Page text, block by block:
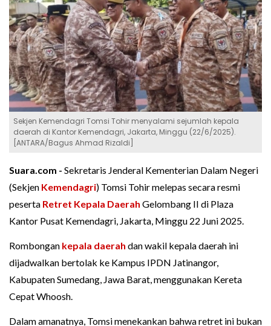
Sekjen Kemendagri Tomsi Tohir menyalami sejumlah kepala
daerah di Kantor Kemendagri, Jakarta, Minggu (22/6/2025).
[ANTARA/Bagus Ahmad Rizaldi]
Suara.com - Sekretaris Jenderal Kementerian Dalam Negeri
(Sekjen Kemendagri) Tomsi Tohir melepas secara resmi
peserta Retret Kepala Daerah Gelombang II di Plaza
Kantor Pusat Kemendagri, Jakarta, Minggu 22 Juni 2025.
Rombongan kepala daerah dan wakil kepala daerah ini
dijadwalkan bertolak ke Kampus IPDN Jatinangor,
Kabupaten Sumedang, Jawa Barat, menggunakan Kereta
Cepat Whoosh.
Dalam amanatnya, Tomsi menekankan bahwa retret ini bukan